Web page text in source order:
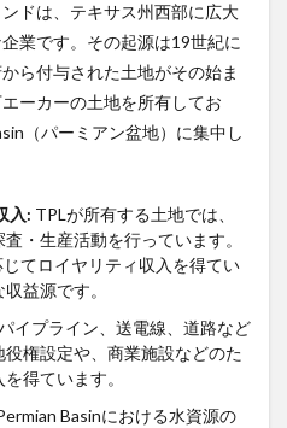
ドは、テキサス州西部に広大
業です。その起源は19世紀に
ら付与された土地がその始ま
ーカーの土地を所有してお
（パーミアン盆地）に集中し
入: TPLが所有する土地では、
・生産活動を行っています。
てロイヤリティ収入を得てい
益源です。
イプライン、送電線、道路など
権設定や、商業施設などのた
得ています。
Basinにおける水資源の